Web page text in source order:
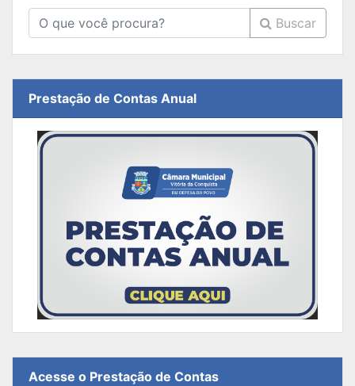
Buscar
Prestação de Contas Anual
Acesse o Prestação de Contas